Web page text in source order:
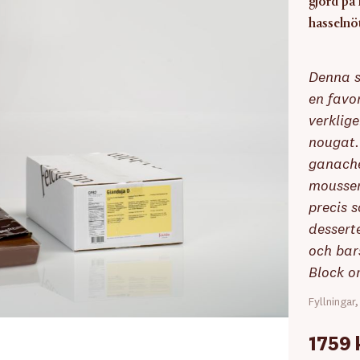
Denna
en
precis
och
Block
1759